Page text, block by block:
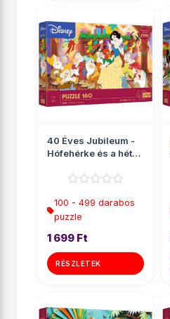
40 Éves Jubileum -
Hófehérke és a hét
100 - 499 darabos
puzzle
1 699 Ft
RÉSZLETEK